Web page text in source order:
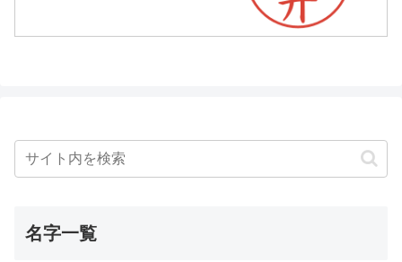
名字一覧